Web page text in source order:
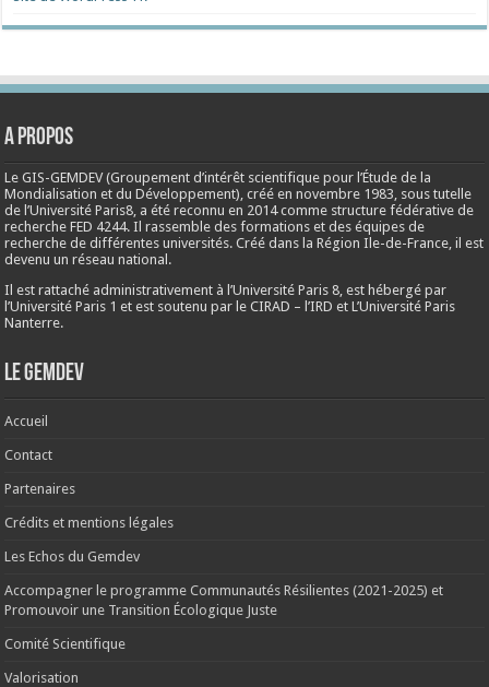
A propos
Le GIS-GEMDEV (Groupement d’intérêt scientifique pour l’Étude de la
Mondialisation et du Développement), créé ennovembre 1983, sous tutelle
de l’Université Paris8, a été reconnu en 2014 comme structure fédérative de
recherche FED 4244. Il rassemble des formations et des équipes de
recherche de différentes universités. Créé dans la Région Ile-de-France, il est
devenu un réseau national.
Il est rattaché administrativement à l’Université Paris 8, est hébergé par
l’Université Paris 1 et est soutenu par le CIRAD – l’IRD et L’Université Paris
Nanterre.
Le Gemdev
Accueil
Contact
Partenaires
Crédits et mentions légales
Les Echos du Gemdev
Accompagner le programme Communautés Résilientes (2021-2025) et
Promouvoir une Transition Écologique Juste
Comité Scientifique
Valorisation